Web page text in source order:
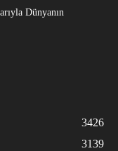
Dünyanın
3426
3139